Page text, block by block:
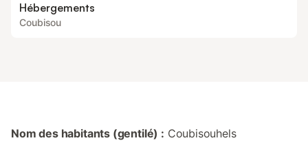
Hébergements
Coubisou
Nom des habitants (gentilé) : Coubisouhels